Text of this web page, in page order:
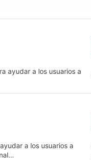
ayudar a los usuarios a
a los usuarios a